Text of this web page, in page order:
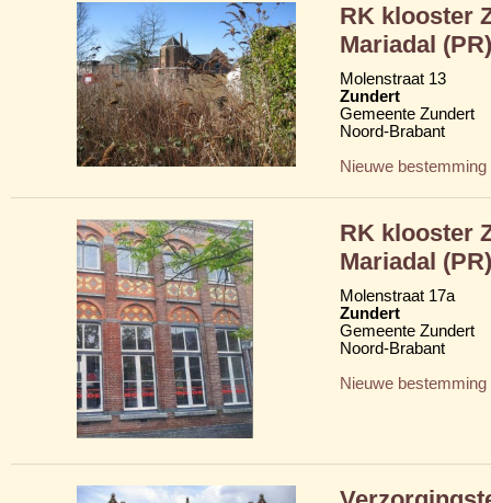
RK klooster
Mariadal
Molenstraat 13
Zundert
Gemeente Zundert
Noord-Brabant
Nieuwe bestemming
RK klooster
Mariadal
Molenstraat 17a
Zundert
Gemeente Zundert
Noord-Brabant
Nieuwe bestemming